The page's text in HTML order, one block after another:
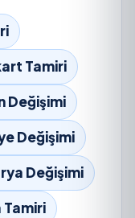
Tamiri
Değişimi
Değişimi
Değişimi